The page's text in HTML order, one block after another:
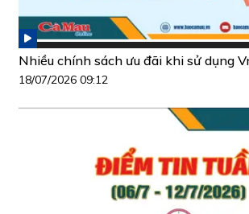
Nhiều chính sách ưu đãi khi sử dụng
18/07/2026 09:12